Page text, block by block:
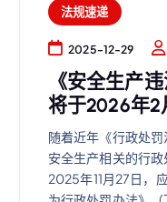
法规速递
2025-12-29
《安全生产
将于2026年2
随着近年《行政处罚
安全生产相关的行政
2025年11月27日，